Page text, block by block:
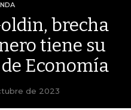
brecha
tiene su
Economía
de 2023